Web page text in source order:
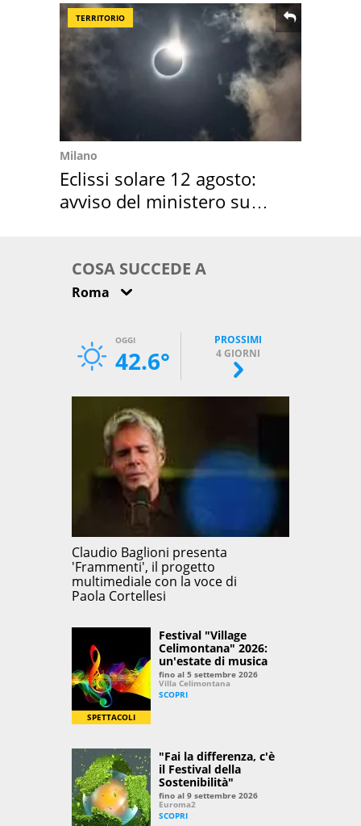
TERRITORIO
Milano
Eclissi solare 12 agosto:
avviso del ministero su